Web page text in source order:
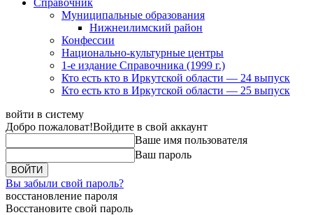
Справочник
Муниципальные образования
Нижнеилимский район
Конфессии
Национально-культурные центры
1-е издание Справочника (1999 г.)
Кто есть кто в Иркутской области — 24 выпуск
Кто есть кто в Иркутской области — 25 выпуск
войти в систему
Добро пожаловат!Войдите в свой аккаунт
Ваше имя пользователя
Ваш пароль
Вы забыли свой пароль?
восстановление пароля
Восстановите свой пароль